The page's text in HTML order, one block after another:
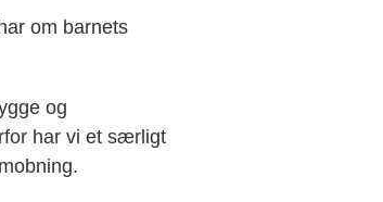
om barnets
og
har vi et særligt